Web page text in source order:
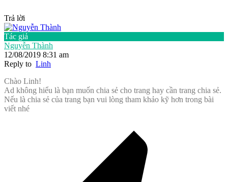
Trả lời
Tác giả
Nguyễn Thành
12/08/2019 8:31 am
Reply to Linh
Chào Linh!
Ad không hiểu là bạn muốn chia sẻ cho trang hay cần trang chia sẻ.
Nếu là chia sẻ của trang bạn vui lòng tham khảo kỹ hơn trong bài
viết nhé